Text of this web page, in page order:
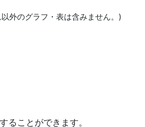
外のグラフ・表は含みません。)
ることができます。